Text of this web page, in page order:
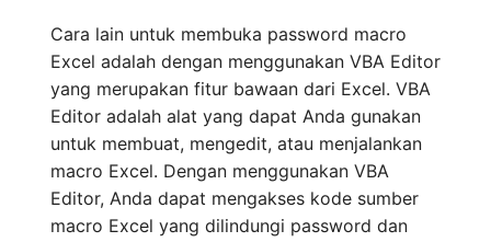
Cara lain untuk membuka password macro
Excel adalah dengan menggunakan VBA Editor
yang merupakan fitur bawaan dari Excel. VBA
Editor adalah alat yang dapat Anda gunakan
untuk membuat, mengedit, atau menjalankan
macro Excel. Dengan menggunakan VBA
Editor, Anda dapat mengakses kode sumber
macro Excel yang dilindungi password dan